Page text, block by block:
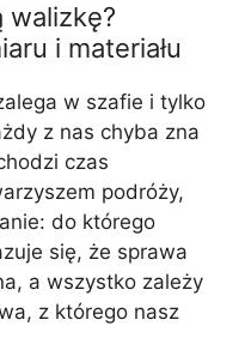
walizkę?
i materiału
w szafie i tylko
z nas chyba zna
czas
podróży,
do którego
się, że sprawa
a wszystko zależy
z którego nasz